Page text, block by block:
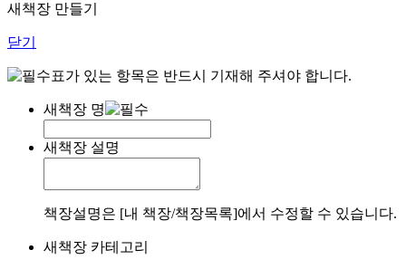
새책장 만들기
닫기
표가 있는 항목은 반드시 기재해 주셔야 합니다.
새책장 명
새책장 설명
책장설명은 [내 책장/책장목록]에서 수정할 수 있습니다.
새책장 카테고리